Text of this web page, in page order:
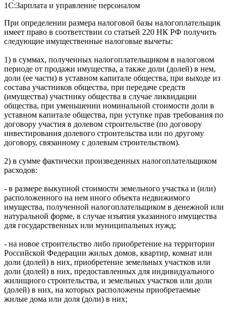
1С:Зарплата и управление персоналом
При определении размера налоговой базы налогоплательщик
имеет право в соответствии со статьей 220 НК РФ получить
следующие имущественные налоговые вычеты:
1) в суммах, полученных налогоплательщиком в налоговом
периоде от продажи имущества, а также доли (долей) в нем,
доли (ее части) в уставном капитале общества, при выходе из
состава участников общества, при передаче средств
(имущества) участнику общества в случае ликвидации
общества, при уменьшении номинальной стоимости доли в
уставном капитале общества, при уступке прав требования по
договору участия в долевом строительстве (по договору
инвестирования долевого строительства или по другому
договору, связанному с долевым строительством).
2) в сумме фактически произведенных налогоплательщиком
расходов:
- в размере выкупной стоимости земельного участка и (или)
расположенного на нем иного объекта недвижимого
имущества, полученной налогоплательщиком в денежной или
натуральной форме, в случае изъятия указанного имущества
для государственных или муниципальных нужд;
- на новое строительство либо приобретение на территории
Российской Федерации жилых домов, квартир, комнат или
доли (долей) в них, приобретение земельных участков или
доли (долей) в них, предоставленных для индивидуального
жилищного строительства, и земельных участков или доли
(долей) в них, на которых расположены приобретаемые
жилые дома или доля (доли) в них;